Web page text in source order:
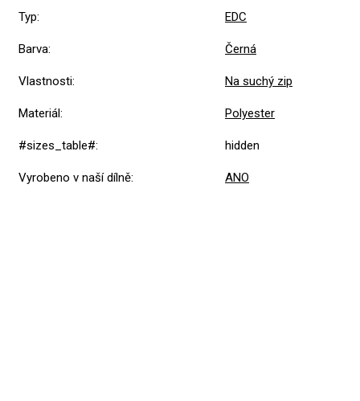
Typ: EDC
Barva: Černá
Vlastnosti: Na suchý zip
Materiál: Polyester
#sizes_table#: hidden
Vyrobeno v naší dílně: ANO